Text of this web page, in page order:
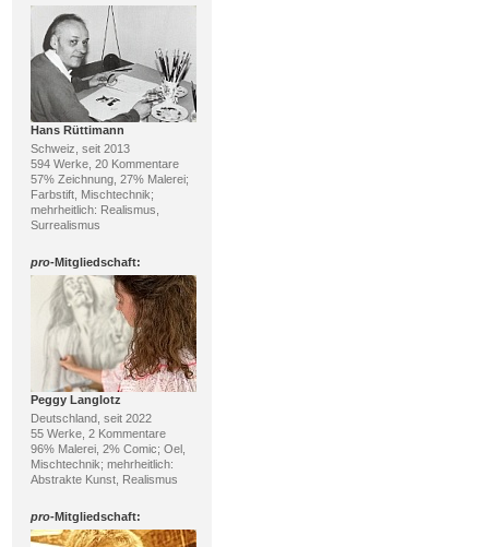
Hans Rüttimann
Schweiz, seit 2013
594 Werke, 20 Kommentare
57% Zeichnung, 27% Malerei;
Farbstift, Mischtechnik;
mehrheitlich: Realismus,
Surrealismus
pro-Mitgliedschaft:
Peggy Langlotz
Deutschland, seit 2022
55 Werke, 2 Kommentare
96% Malerei, 2% Comic; Oel,
Mischtechnik; mehrheitlich:
Abstrakte Kunst, Realismus
pro-Mitgliedschaft: